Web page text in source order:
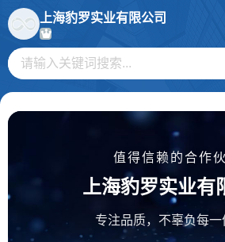
上海豹罗实业有限公司
值得信赖的合作
上海豹罗实业有
专注品质，不辜负每
备用5kw小型柴油
备用5kw小型柴油
12kw无声汽油发电